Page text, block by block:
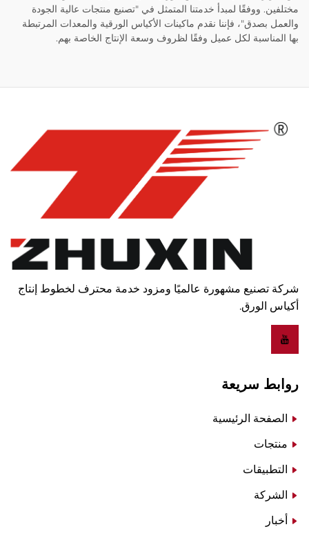
مختلفين. ووفقًا لمبدأ خدمتنا المتمثل في "تصنيع منتجات عالية الجودة
والعمل بصدق"، فإننا نقدم ماكينات الأكياس الورقية والمعدات المرتبطة
بها المناسبة لكل عميل وفقًا لظروف وسعة الإنتاج الخاصة بهم.
شركة تصنيع مشهورة عالميًا ومزود خدمة محترف لخطوط إنتاج
أكياس الورق.
روابط سريعة
الصفحة الرئيسية
منتجات
التطبيقات
الشركة
أخبار